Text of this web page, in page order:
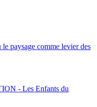
paysage comme levier des
- Les Enfants du